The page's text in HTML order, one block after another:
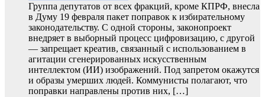
Группа депутатов от всех фракций, кроме КПРФ, внесла
в Думу 19 февраля пакет поправок к избирательному
законодательству. С одной стороны, законопроект
внедряет в выборный процесс цифровизацию, с другой
— запрещает креатив, связанный с использованием в
агитации сгенерированных искусственным
интеллектом (ИИ) изображений. Под запретом окажутся
и образы умерших людей. Коммунисты полагают, что
поправки направлены против них, […]